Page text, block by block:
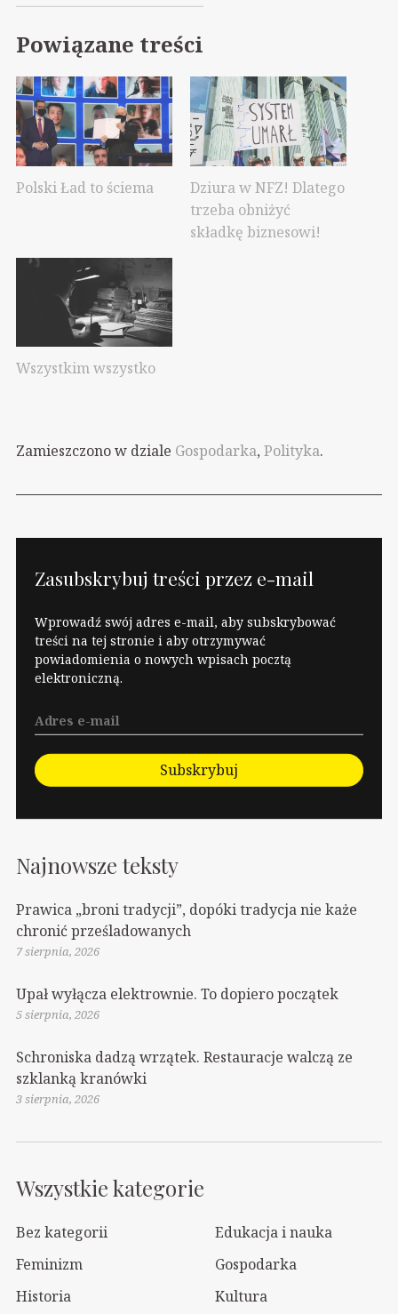
Powiązane treści
Polski Ład to ściema
Dziura w NFZ! Dlatego
trzeba obniżyć
składkę biznesowi!
Wszystkim wszystko
Zamieszczono w dziale Gospodarka, Polityka.
Zasubskrybuj treści przez e-mail
Wprowadź swój adres e-mail, aby subskrybować
treści na tej stronie i aby otrzymywać
powiadomienia o nowych wpisach pocztą
elektroniczną.
Subskrybuj
Najnowsze teksty
Prawica „broni tradycji”, dopóki tradycja nie każe
chronić prześladowanych
7 sierpnia, 2026
Upał wyłącza elektrownie. To dopiero początek
5 sierpnia, 2026
Schroniska dadzą wrzątek. Restauracje walczą ze
szklanką kranówki
3 sierpnia, 2026
Wszystkie kategorie
Bez kategorii
Edukacja i nauka
Feminizm
Gospodarka
Historia
Kultura